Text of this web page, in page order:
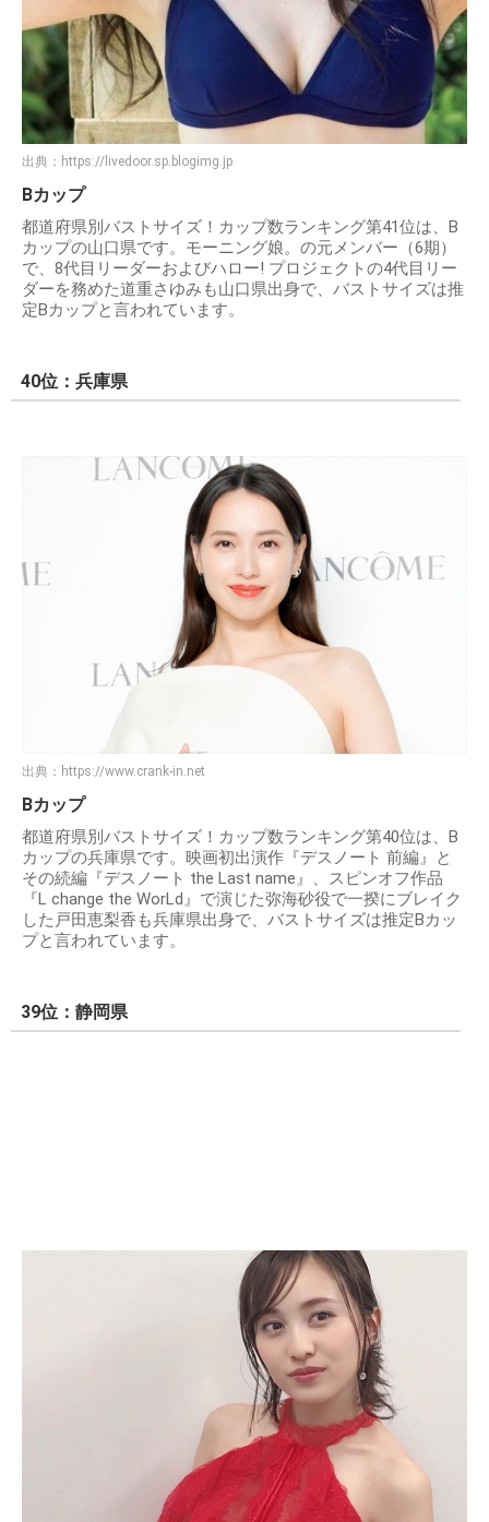
出典： https://livedoor.sp.blogimg.jp
Bカップ
都道府県別バストサイズ！カップ数ランキング第41位は、B
カップの山口県です。モーニング娘。の元メンバー（6期）
で、8代目リーダーおよびハロー! プロジェクトの4代目リー
ダーを務めた道重さゆみも山口県出身で、バストサイズは推
定Bカップと言われています。
40位：兵庫県
出典： https://www.crank-in.net
Bカップ
都道府県別バストサイズ！カップ数ランキング第40位は、B
カップの兵庫県です。映画初出演作『デスノート 前編』と
その続編『デスノート the Last name』、スピンオフ作品
『L change the WorLd』で演じた弥海砂役で一揆にブレイク
した戸田恵梨香も兵庫県出身で、バストサイズは推定Bカッ
プと言われています。
39位：静岡県